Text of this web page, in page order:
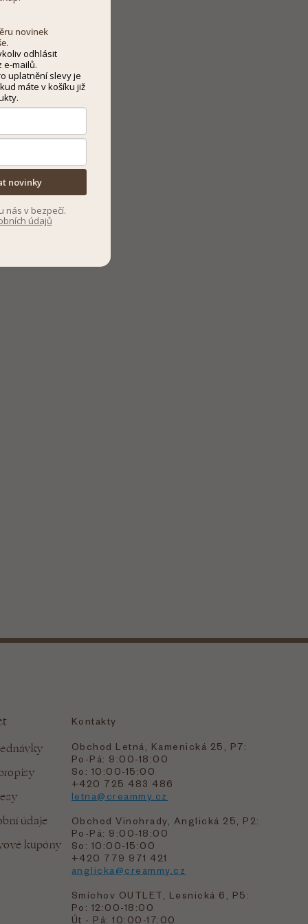
údaje
kupóny
Kontakty
Obchod Letná, Kamenická 25, P7:
Po-Pá: 9:00-18:00
So: 10:00-15:00
+420 725 483 486
letna@creammy.cz
Obchod Vinohrady, Anglická 25, P2:
Po-Pá: 9:00-18:00
So: 10:00-15:00
+420 779 971 421
anglicka@creammy.cz
Smíchov OUTLET, Lesnická 6, P5:
Po: 12:00-18:00
Út - Pá: 10:00-17:00
novinek
odhlásit
e-mailů.
uplatnění slevy je
máte v košíku již
novinky
nás v bezpečí.
údajů